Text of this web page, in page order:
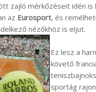
zajló mérkőzéseit idén
az Eurosport, és
nézőkhöz is eljut.
Ez lesz a
követő
sportág